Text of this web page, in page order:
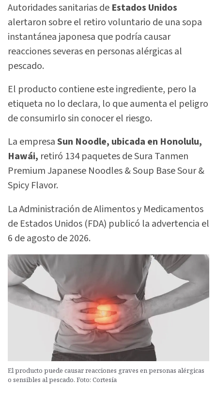
Autoridades sanitarias de Estados Unidos
alertaron sobre el retiro voluntario de una sopa
instantánea japonesa que podría causar
reacciones severas en personas alérgicas al
pescado.
El producto contiene este ingrediente, pero la
etiqueta no lo declara, lo que aumenta el peligro
de consumirlo sin conocer el riesgo.
La empresaSun Noodle, ubicada en Honolulu,
Hawái, retiró 134 paquetes de Sura Tanmen
Premium Japanese Noodles & Soup Base Sour &
Spicy Flavor.
La Administración de Alimentos y Medicamentos
de Estados Unidos (FDA) publicó la advertencia el
6 de agosto de 2026.
El producto puede causar reacciones graves en personas alérgicas
o sensibles al pescado. Foto: Cortesía